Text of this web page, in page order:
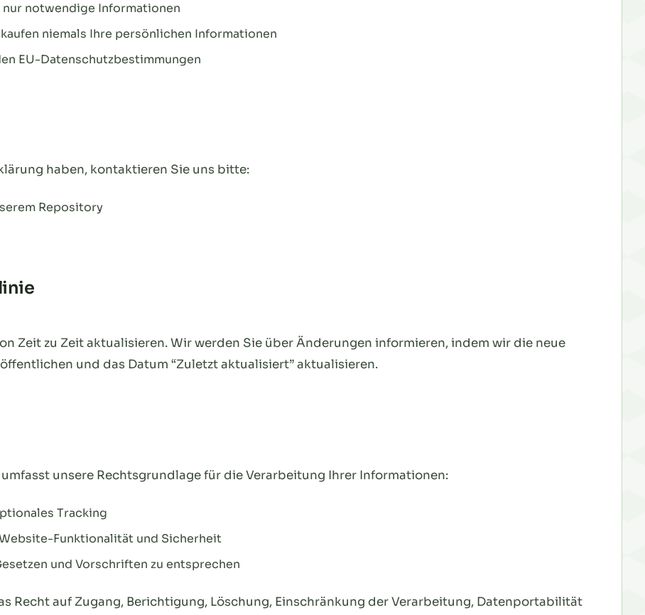
nur notwendige Informationen
niemals Ihre persönlichen Informationen
EU-Datenschutzbestimmungen
haben, kontaktieren Sie uns bitte:
Repository
Zeit zu Zeit aktualisieren. Wir werden Sie über Änderungen informieren, indem wir die neue
und das Datum “Zuletzt aktualisiert” aktualisieren.
unsere Rechtsgrundlage für die Verarbeitung Ihrer Informationen:
Tracking
Funktionalität und Sicherheit
und Vorschriften zu entsprechen
Recht auf Zugang, Berichtigung, Löschung, Einschränkung der Verarbeitung, Datenportabilität